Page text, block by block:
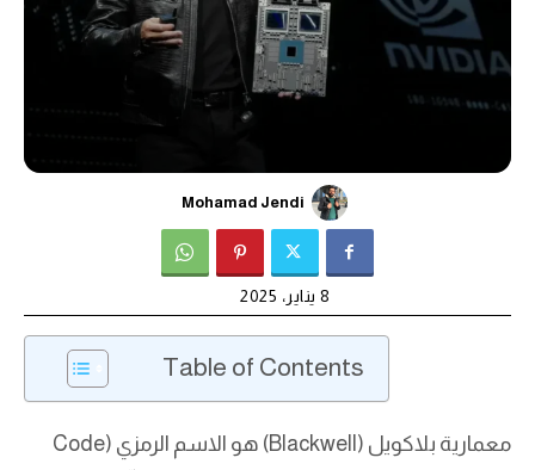
Mohamad Jendi
8 يناير، 2025
Table of Contents
معمارية بلاكويل (Blackwell) هو الاسم الرمزي (Code